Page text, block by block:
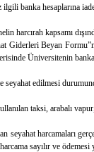
banka hesaplarına
harcırah kapsamı
Giderleri Beyan
Üniversitenin
edilmesi
taksi, arabalı
seyahat harcamaları
sayılır ve ödemesi